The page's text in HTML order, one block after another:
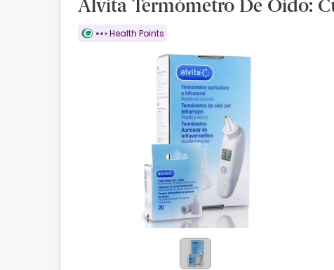
Medicamentos
Cosmética
Alvita Termómetro De Oído:
Health Points